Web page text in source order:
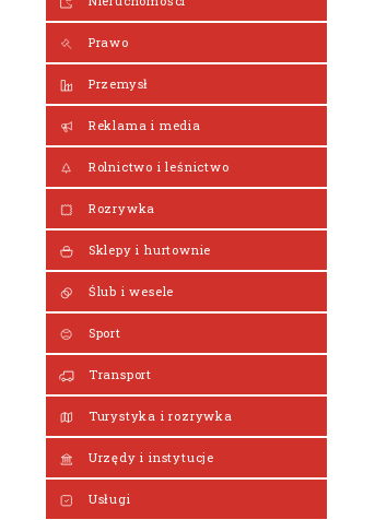
Prawo
Przemysł
Reklama i media
Rolnictwo i leśnictwo
Rozrywka
Sklepy i hurtownie
Ślub i wesele
Sport
Transport
Turystyka i rozrywka
Urzędy i instytucje
Usługi